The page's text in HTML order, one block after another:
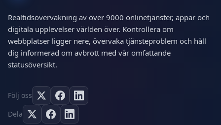
Realtidsövervakning av över 9000 onlinetjänster, appar och
digitala upplevelser världen över. Kontrollera om
webbplatser ligger nere, övervaka tjänsteproblem och håll
dig informerad om avbrott med vår omfattande
statusöversikt.
Följ oss
Dela